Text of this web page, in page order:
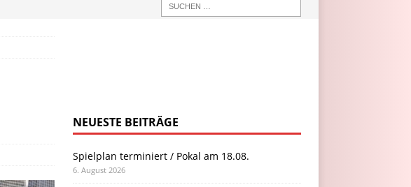
NEUESTE BEITRÄGE
Spielplan terminiert / Pokal am 18.08.
6. August 2026